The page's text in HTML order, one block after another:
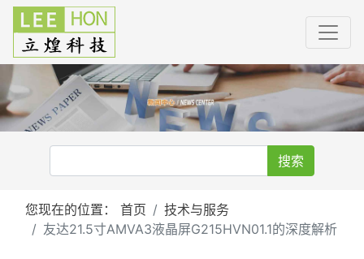
搜索
您现在的位置： 首页
技术与服务
友达21.5寸AMVA3液晶屏G215HVN01.1的深度解析